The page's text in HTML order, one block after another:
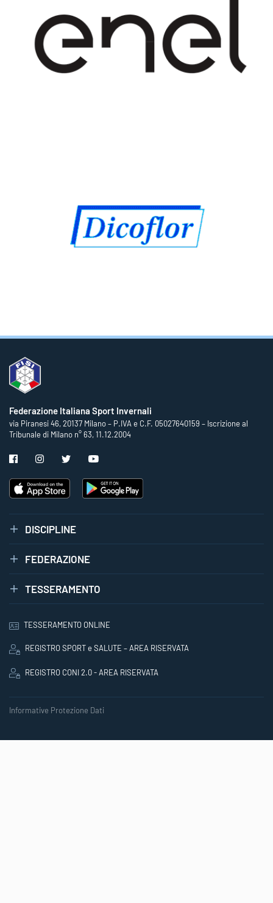
Federazione Italiana Sport Invernali
via Piranesi 46, 20137 Milano – P.IVA e C.F. 05027640159 – Iscrizione al
Tribunale di Milano n° 63, 11.12.2004
DISCIPLINE
FEDERAZIONE
TESSERAMENTO
TESSERAMENTO ONLINE
REGISTRO SPORT e SALUTE – AREA RISERVATA
REGISTRO CONI 2.0 - AREA RISERVATA
Informative Protezione Dati